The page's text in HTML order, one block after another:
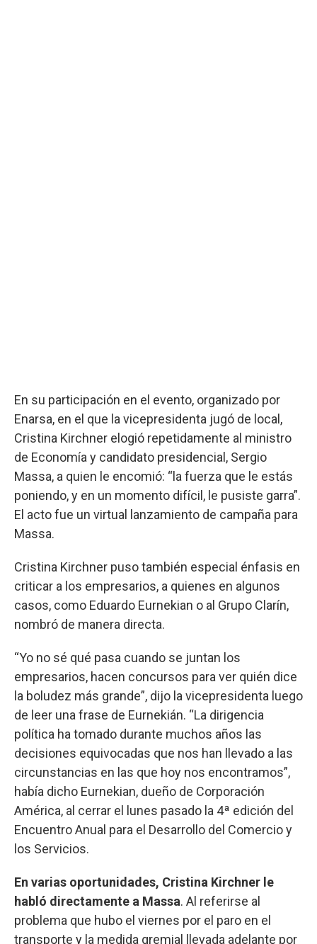
En su participación en el evento, organizado por
Enarsa, en el que la vicepresidenta jugó de local,
Cristina Kirchner elogió repetidamente al ministro
de Economía y candidato presidencial, Sergio
Massa, a quien le encomió: “la fuerza que le estás
poniendo, y en un momento difícil, le pusiste garra”.
El acto fue un virtual lanzamiento de campaña para
Massa.
Cristina Kirchner puso también especial énfasis en
criticar a los empresarios, a quienes en algunos
casos, como Eduardo Eurnekian o al Grupo Clarín,
nombró de manera directa.
“Yo no sé qué pasa cuando se juntan los
empresarios, hacen concursos para ver quién dice
la boludez más grande”, dijo la vicepresidenta luego
de leer una frase de Eurnekián. “La dirigencia
política ha tomado durante muchos años las
decisiones equivocadas que nos han llevado a las
circunstancias en las que hoy nos encontramos”,
había dicho Eurnekian, dueño de Corporación
América, al cerrar el lunes pasado la 4ª edición del
Encuentro Anual para el Desarrollo del Comercio y
los Servicios.
En varias oportunidades, Cristina Kirchner le
habló directamente a Massa. Al referirse al
problema que hubo el viernes por el paro en el
transporte y la medida gremial llevada adelante por